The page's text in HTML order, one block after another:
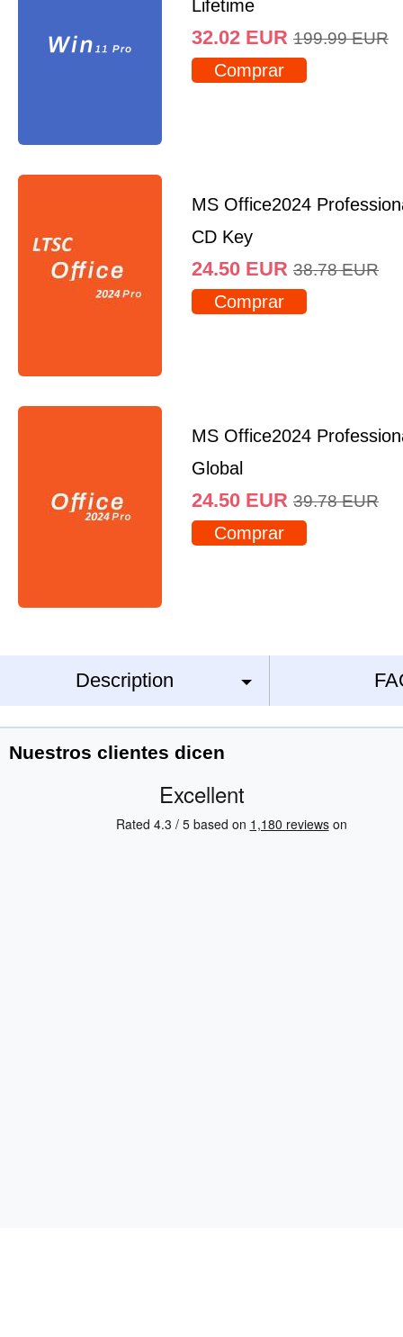
Lifetime
32.02 EUR 199.99 EUR
Comprar
MS Office2024
CD Key
24.50 EUR 38.78 EUR
Comprar
MS Office2024
Global
24.50 EUR 39.78 EUR
Comprar
Description
Nuestros clientes dicen